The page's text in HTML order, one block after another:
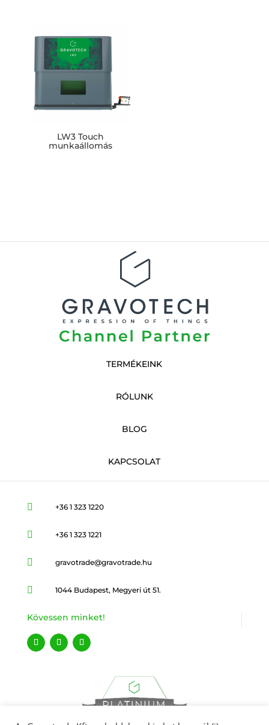
LW3 Touch
munkaállomás
TERMÉKEINK
RÓLUNK
BLOG
KAPCSOLAT
 +36 1 323 1220
 +36 1 323 1221
 gravotrade@gravotrade.hu
 1044 Budapest, Megyeri út 51.
Kövessen minket!